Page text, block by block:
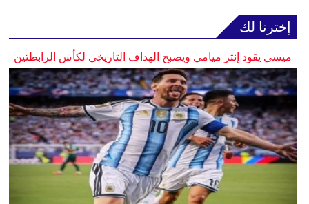
إخترنا لك
ميسي يقود إنتر ميامي ويصبح الهداف التاريخي لكأس الرابطتين